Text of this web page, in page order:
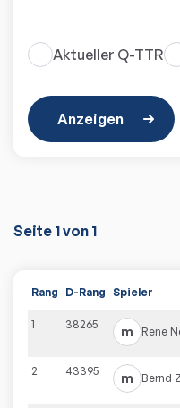
Aktueller Q-TTR
Anzeigen
Seite 1von 1
Rang D-Rang Spieler
1 38265 m Rene
2 43395 m Bernd